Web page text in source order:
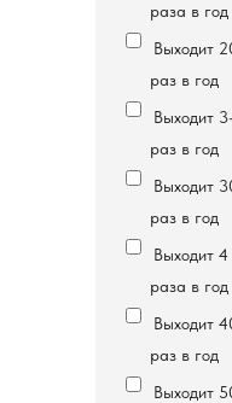
раза в год
Выходит
раз в год
Выходит
раз в год
Выходит
раз в год
Выходит 4
раза в год
Выходит
раз в год
Выходит